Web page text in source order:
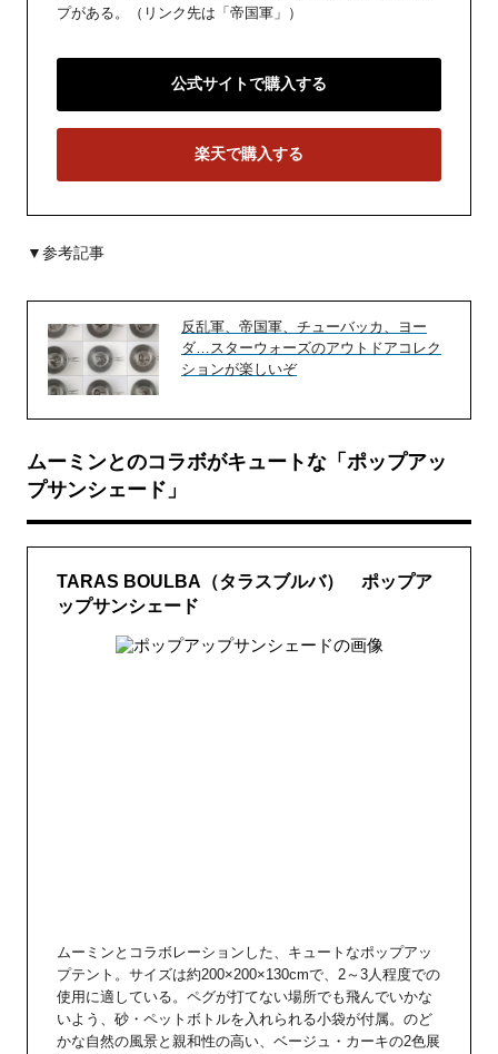
プがある。（リンク先は「帝国軍」）
公式サイトで購入する
楽天で購入する
▼参考記事
反乱軍、帝国軍、チューバッカ、ヨー
ダ…スターウォーズのアウトドアコレク
ションが楽しいぞ
ムーミンとのコラボがキュートな「ポップアッ
プサンシェード」
TARAS BOULBA（タラスブルバ） ポップア
ップサンシェード
ムーミンとコラボレーションした、キュートなポップアッ
プテント。サイズは約200×200×130cmで、2～3人程度での
使用に適している。ペグが打てない場所でも飛んでいかな
いよう、砂・ペットボトルを入れられる小袋が付属。のど
かな自然の風景と親和性の高い、ベージュ・カーキの2色展